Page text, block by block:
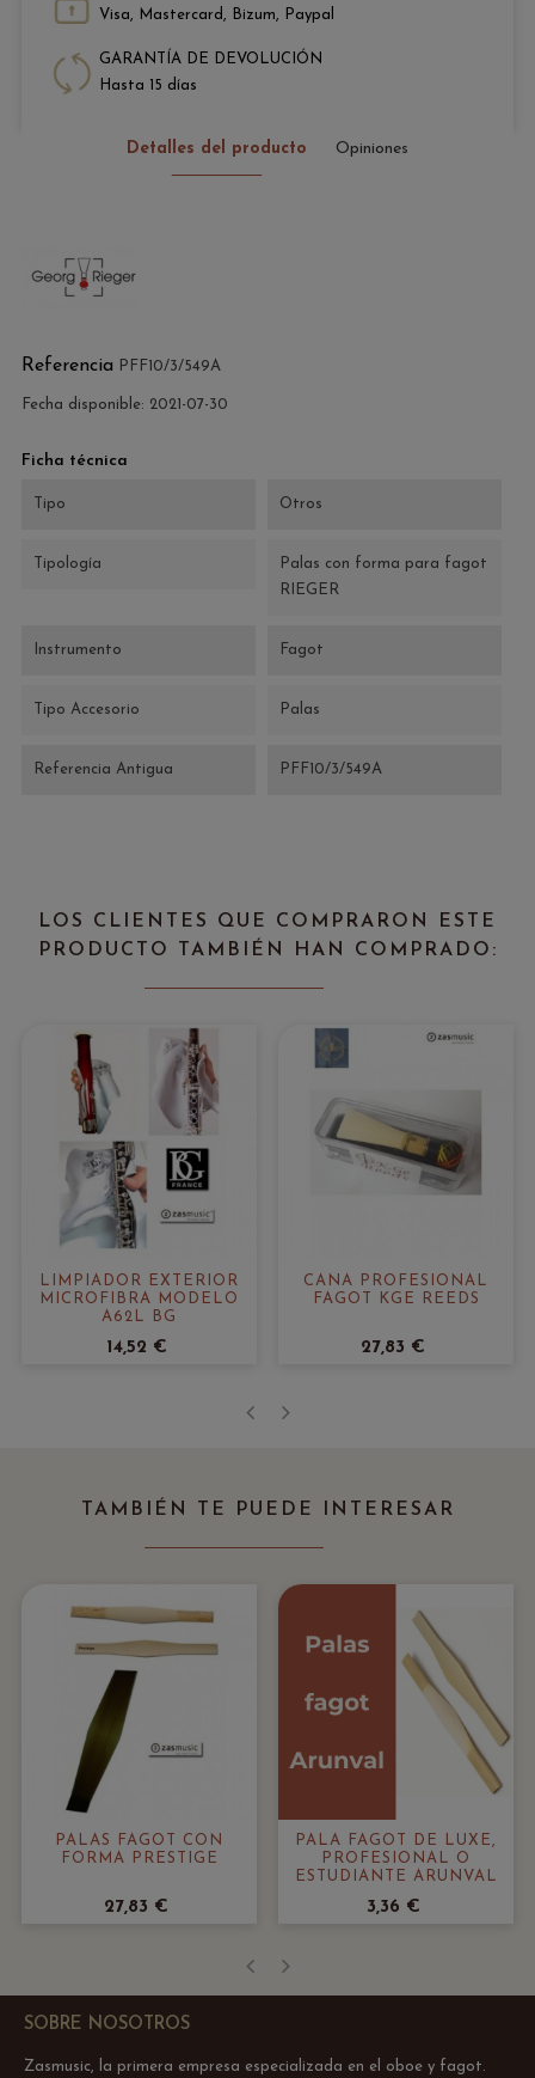
Visa, Mastercard, Bizum, Paypal
GARANTÍA DE DEVOLUCIÓN
Hasta 15 días
Detalles del producto Opiniones
Referencia PFF10/3/549A
Fecha disponible: 2021-07-30
Ficha técnica
Tipo Otros
Tipología
Palas con forma para fagot
RIEGER
Instrumento Fagot
Tipo Accesorio Palas
Referencia Antigua PFF10/3/549A
LOS CLIENTES QUE COMPRARON ESTE
PRODUCTO TAMBIÉN HAN COMPRADO:
LIMPIADOR EXTERIOR
MICROFIBRA MODELO
A62L BG
14,52 €
CAÑA PROFESIONAL
FAGOT KGE REEDS
27,83 €
TAMBIÉN TE PUEDE INTERESAR
PALAS FAGOT CON
FORMA PRESTIGE
27,83 €
PALA FAGOT DE LUXE,
PROFESIONAL O
ESTUDIANTE ARUNVAL
3,36 €
SOBRE NOSOTROS
Zasmusic, la primera empresa especializada en el oboe y fagot.